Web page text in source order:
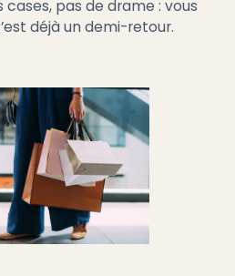
cases, pas de drame : vous
déjà un demi-retour.